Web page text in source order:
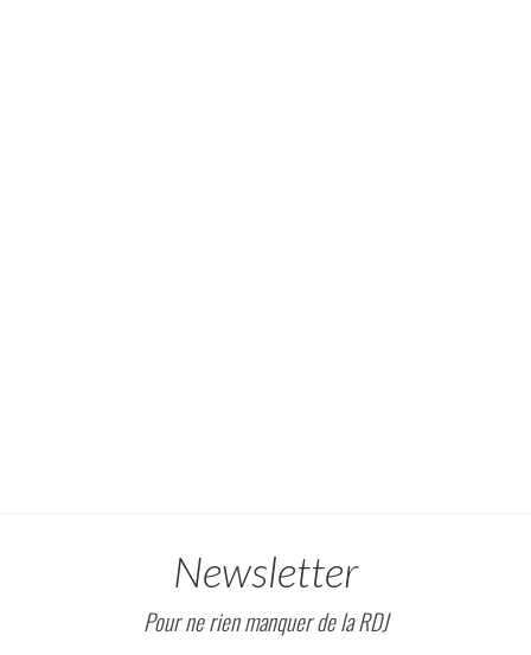
Newsletter
Pour ne rien manquer de la RDJ